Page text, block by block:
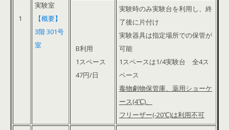
1
実験室
【概要】
3階 301号
室
B利用
1スペース
47円/日
実験時のみ実験台を利用し、終
了後に片付け
実験器具は指定場所での保管が
可能
1スペースは1/4実験台 全4ス
ペース
毒物劇物保管庫、薬用ショーケ
ース(4℃)、
フリーザー(-20℃)は利用不可